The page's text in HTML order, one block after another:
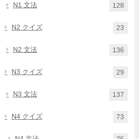
N1 文法 128
N2 クイズ 23
N2 文法 136
N3 クイズ 29
N3 文法 137
N4 クイズ 73